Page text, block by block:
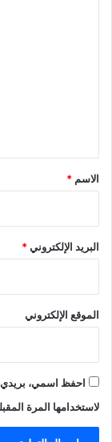
*
الاسم *
البريد الإلكتروني*
الموقع الإلكتروني
احفظ اسمي، بريدي
لاستخدامها المرة